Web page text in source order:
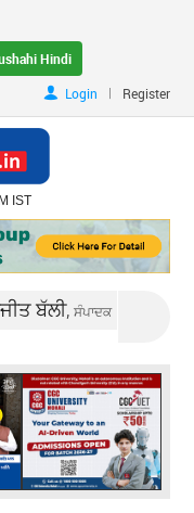
Hindi
Login
| Register
IST
ਬੱਲੀ,ਸੰਪਾਦਕ